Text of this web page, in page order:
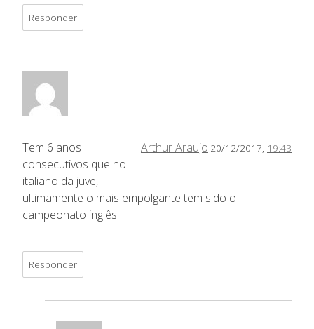
Responder
Arthur Araujo 20/12/2017, 19:43
Tem 6 anos
consecutivos que no
italiano da juve,
ultimamente o mais empolgante tem sido o
campeonato inglês
Responder